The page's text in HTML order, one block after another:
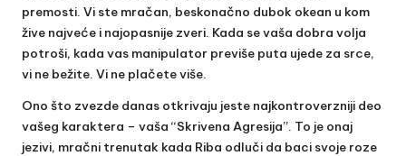
premosti. Vi ste mračan, beskonačno dubok okean u kom
žive najveće i najopasnije zveri. Kada se vaša dobra volja
potroši, kada vas manipulator previše puta ujede za srce,
vi ne bežite. Vi ne plačete više.
Ono što zvezde danas otkrivaju jeste najkontroverzniji deo
vašeg karaktera – vaša “Skrivena Agresija”. To je onaj
jezivi, mračni trenutak kada Riba odluči da baci svoje roze